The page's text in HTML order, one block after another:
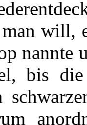
will,
nannte
bis